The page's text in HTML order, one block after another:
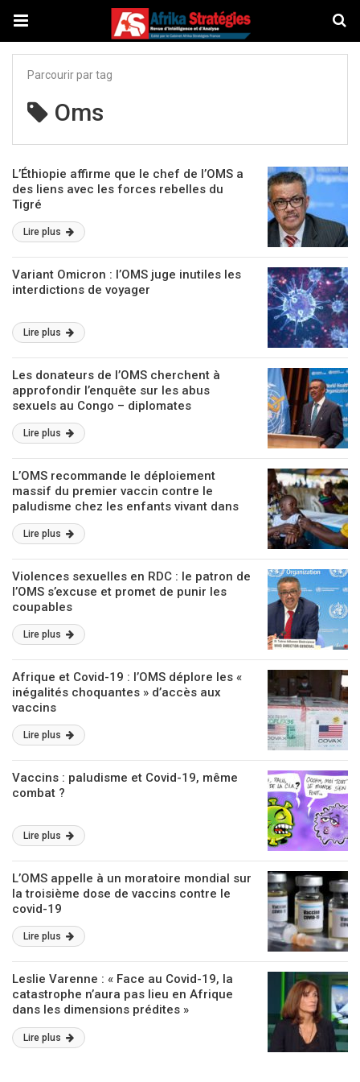
Parcourir par tag
Oms
L’Éthiopie affirme que le chef de l’OMS a
des liens avec les forces rebelles du
Tigré
Lire plus
Variant Omicron : l’OMS juge inutiles les
interdictions de voyager
Lire plus
Les donateurs de l’OMS cherchent à
approfondir l’enquête sur les abus
sexuels au Congo – diplomates
Lire plus
L’OMS recommande le déploiement
massif du premier vaccin contre le
paludisme chez les enfants vivant dans
les zones à risque
Lire plus
Violences sexuelles en RDC : le patron de
l’OMS s’excuse et promet de punir les
coupables
Lire plus
Afrique et Covid-19 : l’OMS déplore les «
inégalités choquantes » d’accès aux
vaccins
Lire plus
Vaccins : paludisme et Covid-19, même
combat ?
Lire plus
L’OMS appelle à un moratoire mondial sur
la troisième dose de vaccins contre le
covid-19
Lire plus
Leslie Varenne : « Face au Covid-19, la
catastrophe n’aura pas lieu en Afrique
dans les dimensions prédites »
Lire plus